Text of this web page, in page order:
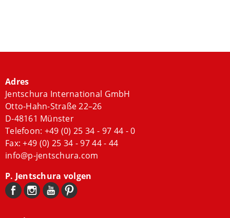
Adres
Jentschura International GmbH
Otto-Hahn-Straße 22–26
D-48161 Münster
Telefoon: +49 (0) 25 34 - 97 44 - 0
Fax: +49 (0) 25 34 - 97 44 - 44
info@p-jentschura.com
P. Jentschura volgen